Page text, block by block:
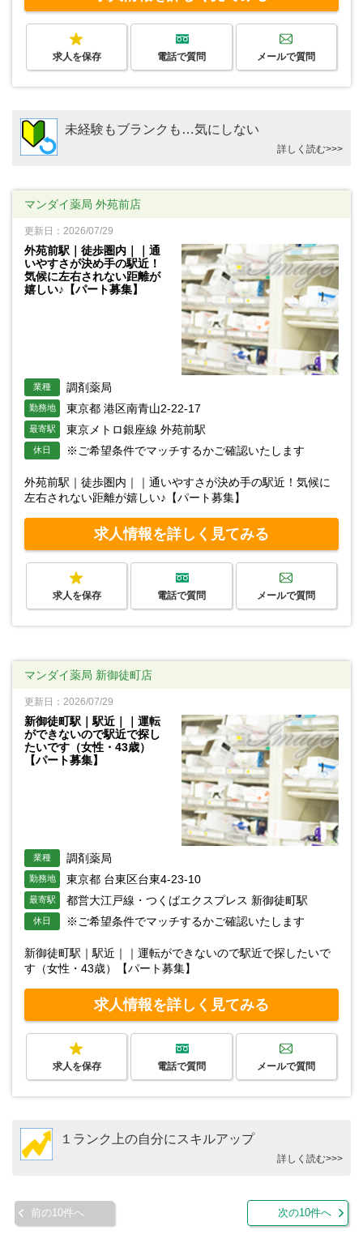
求人を保存 電話で質問 メールで質問
未経験もブランクも…気にしない
詳しく読む>>>
マンダイ薬局 外苑前店
更新日：2026/07/29
外苑前駅｜徒歩圏内｜｜通
いやすさが決め手の駅近！
気候に左右されない距離が
嬉しい♪【パート募集】
業種 調剤薬局
勤務地 東京都 港区南青山2-22-17
最寄駅 東京メトロ銀座線 外苑前駅
休日 ※ご希望条件でマッチするかご確認いたします
外苑前駅｜徒歩圏内｜｜通いやすさが決め手の駅近！気候に
左右されない距離が嬉しい♪【パート募集】
求人情報を詳しく見てみる
求人を保存 電話で質問 メールで質問
マンダイ薬局 新御徒町店
更新日：2026/07/29
新御徒町駅｜駅近｜｜運転
ができないので駅近で探し
たいです（女性・43歳）
【パート募集】
業種 調剤薬局
勤務地 東京都 台東区台東4-23-10
最寄駅 都営大江戸線・つくばエクスプレス 新御徒町駅
休日 ※ご希望条件でマッチするかご確認いたします
新御徒町駅｜駅近｜｜運転ができないので駅近で探したいで
す（女性・43歳）【パート募集】
求人情報を詳しく見てみる
求人を保存 電話で質問 メールで質問
１ランク上の自分にスキルアップ
詳しく読む>>>
前の10件へ 次の10件へ